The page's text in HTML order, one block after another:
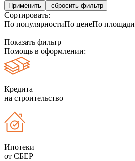
сбросить фильтр
Сортировать:
По популярностиПо ценеПо площади
Показать фильтр
Помощь в оформлении:
Кредита
на строительство
Ипотеки
от СБЕР